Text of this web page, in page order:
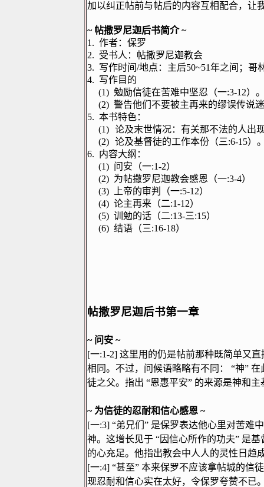
加以纠正帖前与帖后的内容互相配合，让
~ 帖撒罗尼迦后书简介~
1. 作者：保罗
2. 受书人：帖撒罗尼迦教会
3. 写作时间/地点：主后50~51年之间；哥
4. 写作目的
(1) 勉励信徒在苦难中坚忍（一:3-12）
(2) 警告他们不要被主再来的缪误传说
5. 本书特色：
(1) 论及末世情况：有关那不法的人出
(2) 论及基督徒的工作本份（三:6-15）
6. 内容大纲：
(1) 问安（一:1-2）
(2) 为帖撒罗尼迦教会感恩（一:3-4）
(3)
上帝的审判（一:5-12）
(4) 论主再来（二:1-12）
(5) 训勉的话（二:13-三:15）
(6) 结语（三:16-18）
帖撒罗尼迦后书第一章
~ 问安 ~
[一:1-2] 这里用的仍是帖前那种既简单又
相同。不过，问候语略略有不同：
“神” 在
徒之父。指出 “恩惠平安” 的来源是神和主
~ 为信徒的忍耐和信心感恩 ~
[一:3] “弟兄们 ” 是保罗表达他心里对苦难
神。这增长见于 “因信心所作的功夫” 是基
的心充足。他指出教会中人人的灵性日趋
[一:4] “甚至” 本来保罗不应该拿帖城的信
现忍耐和信心实在太好，令保罗夸赞不已